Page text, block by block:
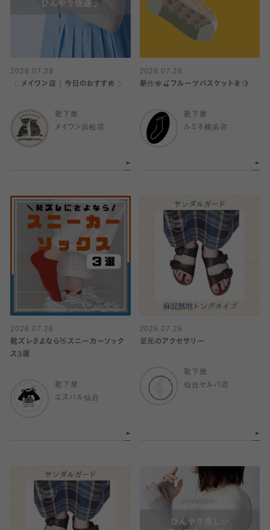
2026.07.29
〈 メイワン店｜今日のおすすめ 〉
靴下屋
メイワン浜松店
2026.07.28
新作🍓🍒フルーツバスケット🍍🍋
靴下屋
ルミネ横浜店
2026.07.28
靴ズレさよなら👋スニーカーソック
ス3選
靴下屋
エスパル仙台
2026.07.28
足元のアクセサリー
靴下屋
仙台セルバ店